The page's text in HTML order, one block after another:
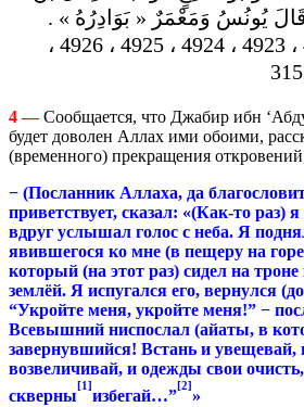
يُونُسُ وَمَعْمَرٌ « بَوَادِرُهُ » .
أطرافه 3238 ، 4922 ، 4923 ، 4924 ، 4925 ، 4926 ،
4 —Сообщается, что Джабир ибн
будет доволен Аллах ими обоими,
(временного) прекращения
− (Посланник Аллаха, да
приветствует, сказал: «(Как-то раз)
вдруг услышал голос с неба. Я
явившегося ко мне (в пещеру на
который (на этот раз) сидел на
землёй. Я испугался его, вернулся
“Укройте меня, укройте меня!” −
Всевышний ниспослал (айаты, в
завернувшийся! Встань и увещевай,
возвеличивай, и одежды свои
скверны
[1]
избегай…”
[2]
»